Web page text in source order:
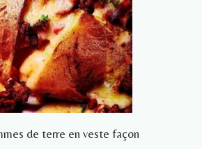
de terre en veste façon